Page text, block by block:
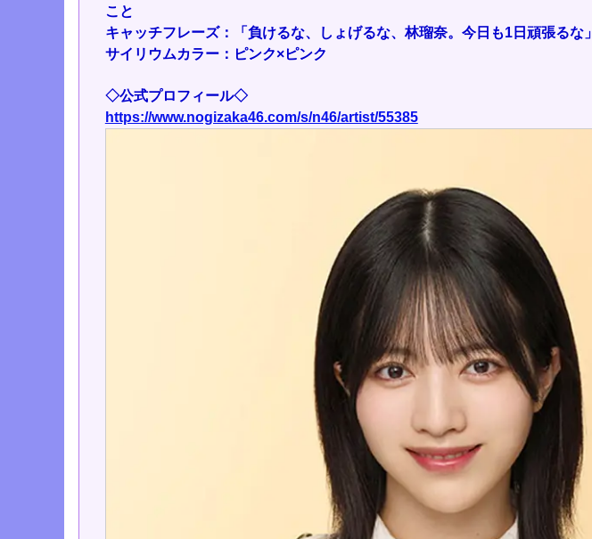
こと
キャッチフレーズ：「負けるな、しょげるな、林瑠奈。今日も1日頑張るな」
サイリウムカラー：ピンク×ピンク
◇公式プロフィール◇
https://www.nogizaka46.com/s/n46/artist/55385